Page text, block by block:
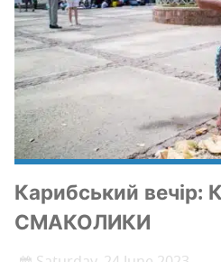
Кариб­ський
СМАКОЛИКИ